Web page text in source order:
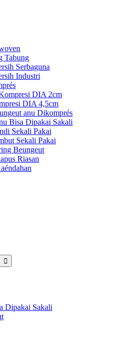
Tabung
Serbaguna
Industri
DIA 2cm
DIA 4,5cm
anu Dikomprés
Bisa Dipakai Sakali
Sekali Pakai
Sekali Pakai
Beungeut
Riasan
Dipakai Sakali